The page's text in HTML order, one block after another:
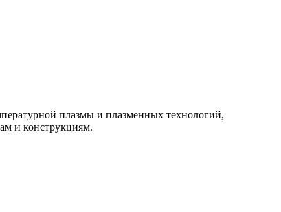
плазмы и плазменных технологий,
и конструкциям.